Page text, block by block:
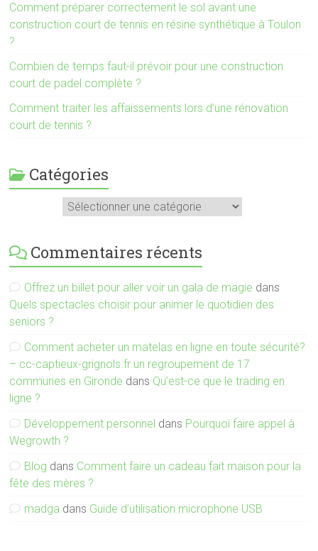
Comment préparer correctement le sol avant une
construction court de tennis en résine synthétique à Toulon
?
Combien de temps faut-il prévoir pour une construction
court de padel complète ?
Comment traiter les affaissements lors d’une rénovation
court de tennis ?
Catégories
Commentaires récents
Offrez un billet pour aller voir un gala de magie dans
Quels spectacles choisir pour animer le quotidien des
seniors ?
Comment acheter un matelas en ligne en toute sécurité?
– cc-captieux-grignols.fr un regroupement de 17
communes en Gironde dans Qu’est-ce que le trading en
ligne ?
Développement personnel dans Pourquoi faire appel à
Wegrowth ?
Blog dans Comment faire un cadeau fait maison pour la
fête des mères ?
madga dans Guide d’utilisation microphone USB